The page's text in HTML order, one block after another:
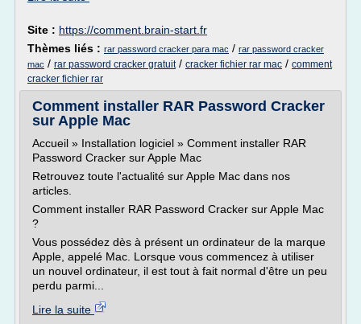
Site : https://comment.brain-start.fr
Thèmes liés : rar password cracker para mac / rar password cracker
mac / rar password cracker gratuit/ cracker fichier rar mac / comment
cracker fichier rar
Comment installer RAR Password Cracker
sur Apple Mac
Accueil » Installation logiciel » Comment installer RAR
Password Cracker sur Apple Mac
Retrouvez toute l'actualité sur Apple Mac dans nos
articles.
Comment installer RAR Password Cracker sur Apple Mac
?
Vous possédez dès à présent un ordinateur de la marque
Apple, appelé Mac. Lorsque vous commencez à utiliser
un nouvel ordinateur, il est tout à fait normal d'être un peu
perdu parmi...
Lire la suite